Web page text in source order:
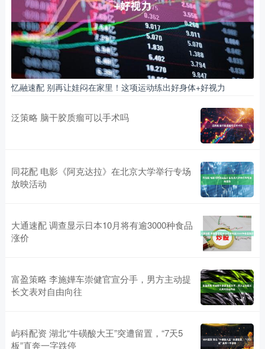
忆融速配 别再让娃闷在家里！这项运动练出好身体+好视力
泛策略 脑干胶质瘤可以手术吗
同花配 电影《阿克达拉》在北京大学举行专场
放映活动
大通速配 调查显示日本10月将有逾3000种食品
涨价
富盈策略 李施嬅车崇健官宣分手，男方主动提
长文表对自由向往
屿科配资 湖北“牛磺酸大王”突遭留置，“7天5
板”直奔一字跌停